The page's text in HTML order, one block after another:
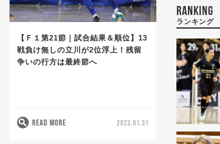
【Ｆ１第21節｜試合結果＆順位】13
戦負け無しの立川が2位浮上！残留
争いの行方は最終節へ
READ MORE 2023.01.31
RANKING
ランキング